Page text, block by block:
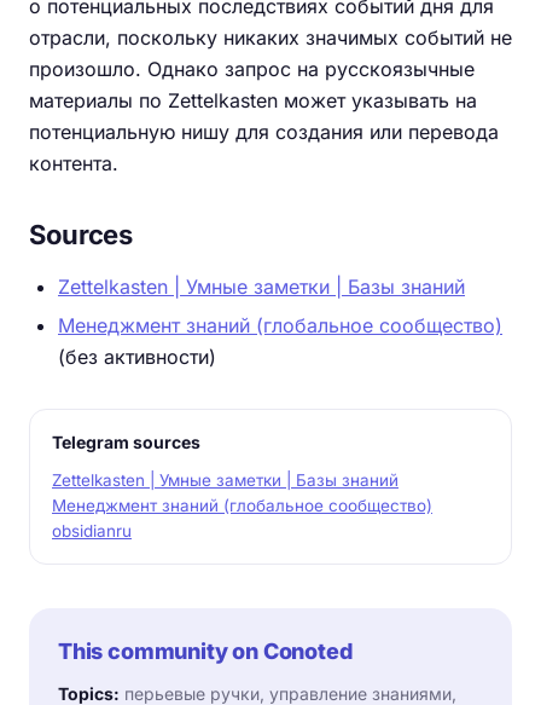
о потенциальных последствиях событий дня для
отрасли, поскольку никаких значимых событий не
произошло. Однако запрос на русскоязычные
материалы по Zettelkasten может указывать на
потенциальную нишу для создания или перевода
контента.
Sources
Zettelkasten | Умные заметки | Базы знаний
Менеджмент знаний (глобальное сообщество)
(без активности)
Telegram sources
Zettelkasten | Умные заметки | Базы знаний
Менеджмент знаний (глобальное сообщество)
obsidianru
This community on Conoted
Topics: перьевые ручки, управление знаниями,